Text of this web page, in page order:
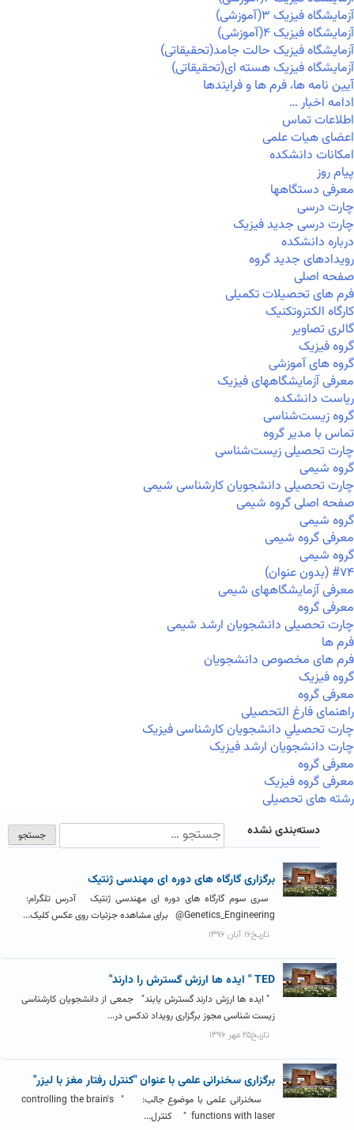
آزمایشگاه فیزیک ۳(آموزشی)
آزمایشگاه فیزیک ۴(آموزشی)
آزمایشگاه فیزیک حالت جامد(تحقیقاتی)
آزمایشگاه فیزیک هسته ای(تحقیقاتی)
آیین نامه ها، فرم ها و فرایندها
ادامه اخبار …
اطلاعات تماس
اعضای هیات علمی
امکانات دانشکده
پیام روز
معرفی دستگاهها
چارت درسی
چارت درسی جدید فیزیک
درباره دانشکده
رویدادهای جدید گروه
صفحه اصلی
فرم های تحصیلات تکمیلی
کارگاه الکتروتکنیک
گالری تصاویر
گروه فیزیک
گروه های آموزشی
معرفی آزمایشگاههای فیزیک
ریاست دانشکده
گروه زیست‌شناسی
تماس با مدیر گروه
چارت تحصیلی زیست‌شناسی
گروه شیمی
چارت تحصیلی دانشجویان کارشناسی شیمی
صفحه اصلی گروه شیمی
گروه شیمی
معرفی گروه شیمی
گروه شیمی
#۷۴ (بدون عنوان)
معرفی آزمایشگاههای شیمی
معرفی گروه
چارت تحصیلی دانشجویان ارشد شیمی
فرم ها
فرم های مخصوص دانشجویان
گروه فیزیک
معرفی گروه
راهنمای فارغ التحصیلی
چارت تحصيلي دانشجویان کارشناسی فیزیک
چارت دانشجویان ارشد فیزیک
معرفی گروه
معرفی گروه فیزیک
رشته های تحصیلی
دسته‌بندی نشده
برگزاری گارگاه های دوره ای مهندسی ژنتیک
سری سوم گارگاه های دوره ای مهندسی ژنتیک آدرس تلگرام:
Genetics_Engineering@ برای مشاهده جزئیات روی عکس کلیک...
تاریخ۱۶ آبان ۱۳۹۶
TED " ایده ها ارزش گسترش را دارند"
" ایده­ ها ارزش دارند گسترش یابند" جمعی از دانشجویان کارشناسی
زیست شناسی مجوز برگزاری رویداد تدکس در...
تاریخ۲۵ مهر ۱۳۹۶
برگزاری سخنرانی علمی با عنوان "کنترل رفتار مغز با لیزر"
سخنرانی علمی با موضوع جالب: " controlling the brain's
functions with laser " کنترل...